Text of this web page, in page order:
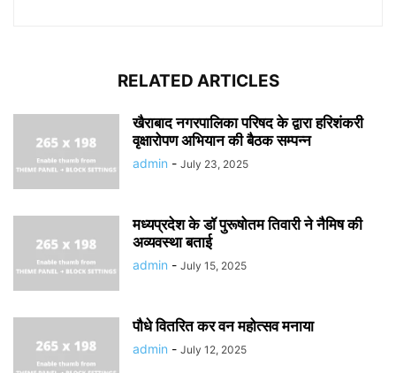
RELATED ARTICLES
खैराबाद नगरपालिका परिषद के द्वारा हरिशंकरी
वृक्षारोपण अभियान की बैठक सम्पन्न
admin - July 23, 2025
मध्यप्रदेश के डॉ पुरूषोतम तिवारी ने नैमिष की
अव्यवस्था बताई
admin - July 15, 2025
पौधे वितरित कर वन महोत्सव मनाया
admin - July 12, 2025